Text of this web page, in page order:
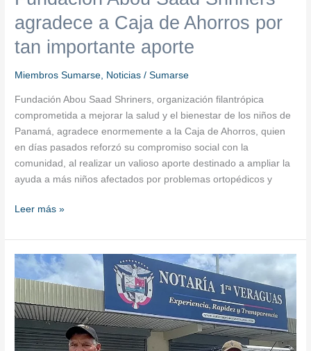
agradece a Caja de Ahorros por
tan importante aporte
Miembros Sumarse, Noticias /Sumarse
Fundación Abou Saad Shriners, organización filantrópica
comprometida a mejorar la salud y el bienestar de los niños de
Panamá, agradece enormemente a la Caja de Ahorros, quien
en días pasados reforzó su compromiso social con la
comunidad, al realizar un valioso aporte destinado a ampliar la
ayuda a más niños afectados por problemas ortopédicos y
Leer más »
Patronato
del
Servicio
Nacional
de
Nutrición: